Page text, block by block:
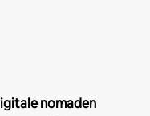
nomaden